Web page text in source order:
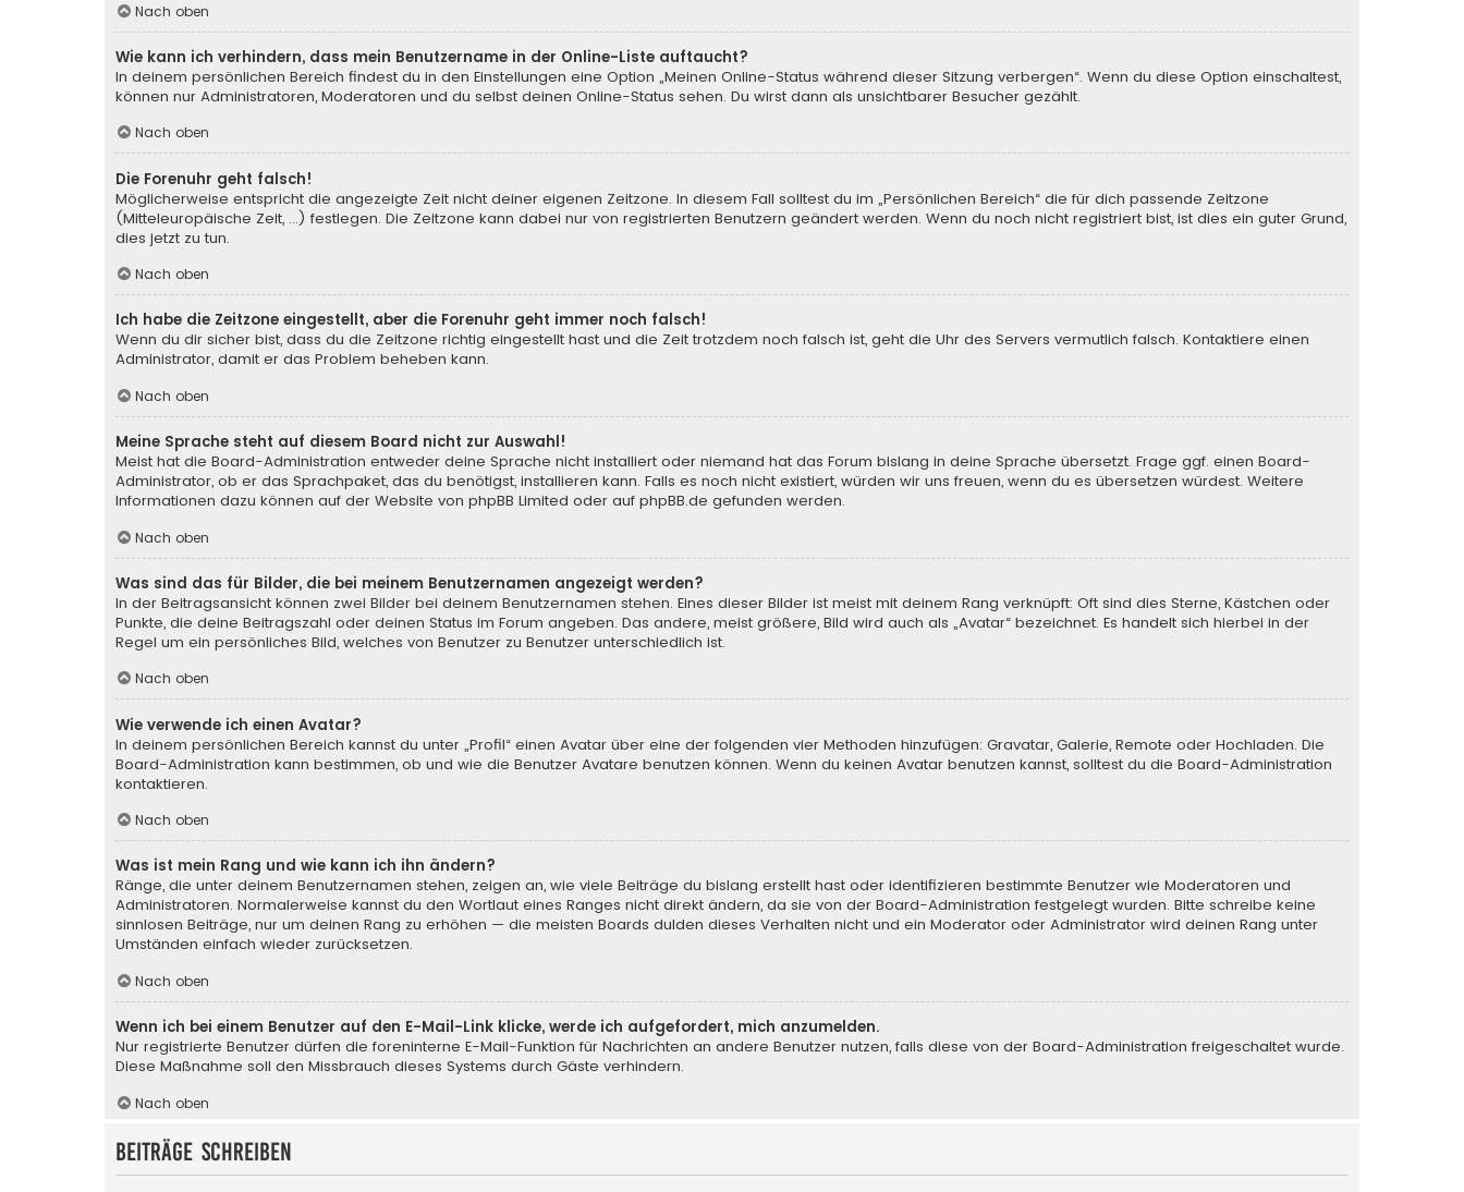
Nach oben
Wie kann ich verhindern, dass mein Benutzername in der Online-Liste auftaucht?
In deinem persönlichen Bereich findest du in den Einstellungen eine Option „Meinen Online-Status während dieser Sitzung verbergen“. Wenn du diese Option einschaltest,
können nur Administratoren, Moderatoren und du selbst deinen Online-Status sehen. Du wirst dann als unsichtbarer Besucher gezählt.
Nach oben
Die Forenuhr geht falsch!
Möglicherweise entspricht die angezeigte Zeit nicht deiner eigenen Zeitzone. In diesem Fall solltest du im „Persönlichen Bereich“ die für dich passende Zeitzone
(Mitteleuropäische Zeit, ...) festlegen. Die Zeitzone kann dabei nur von registrierten Benutzern geändert werden. Wenn du noch nicht registriert bist, ist dies ein guter Grund,
dies jetzt zu tun.
Nach oben
Ich habe die Zeitzone eingestellt, aber die Forenuhr geht immer noch falsch!
Wenn du dir sicher bist, dass du die Zeitzone richtig eingestellt hast und die Zeit trotzdem noch falsch ist, geht die Uhr des Servers vermutlich falsch. Kontaktiere einen
Administrator, damit er das Problem beheben kann.
Nach oben
Meine Sprache steht auf diesem Board nicht zur Auswahl!
Meist hat die Board-Administration entweder deine Sprache nicht installiert oder niemand hat das Forum bislang in deine Sprache übersetzt. Frage ggf. einen Board-
Administrator, ob er das Sprachpaket, das du benötigst, installieren kann. Falls es noch nicht existiert, würden wir uns freuen, wenn du es übersetzen würdest. Weitere
Informationen dazu können auf der Website von phpBB Limited oder auf phpBB.de gefunden werden.
Nach oben
Was sind das für Bilder, die bei meinem Benutzernamen angezeigt werden?
In der Beitragsansicht können zwei Bilder bei deinem Benutzernamen stehen. Eines dieser Bilder ist meist mit deinem Rang verknüpft: Oft sind dies Sterne, Kästchen oder
Punkte, die deine Beitragszahl oder deinen Status im Forum angeben. Das andere, meist größere, Bild wird auch als „Avatar“ bezeichnet. Es handelt sich hierbei in der
Regel um ein persönliches Bild, welches von Benutzer zu Benutzer unterschiedlich ist.
Nach oben
Wie verwende ich einen Avatar?
In deinem persönlichen Bereich kannst du unter „Profil“ einen Avatar über eine der folgenden vier Methoden hinzufügen: Gravatar, Galerie, Remote oder Hochladen. Die
Board-Administration kann bestimmen, ob und wie die Benutzer Avatare benutzen können. Wenn du keinen Avatar benutzen kannst, solltest du die Board-Administration
kontaktieren.
Nach oben
Was ist mein Rang und wie kann ich ihn ändern?
Ränge, die unter deinem Benutzernamen stehen, zeigen an, wie viele Beiträge du bislang erstellt hast oder identifizieren bestimmte Benutzer wie Moderatoren und
Administratoren. Normalerweise kannst du den Wortlaut eines Ranges nicht direkt ändern, da sie von der Board-Administration festgelegt wurden. Bitte schreibe keine
sinnlosen Beiträge, nur um deinen Rang zu erhöhen — die meisten Boards dulden dieses Verhalten nicht und ein Moderator oder Administrator wird deinen Rang unter
Umständen einfach wieder zurücksetzen.
Nach oben
Wenn ich bei einem Benutzer auf den E-Mail-Link klicke, werde ich aufgefordert, mich anzumelden.
Nur registrierte Benutzer dürfen die foreninterne E-Mail-Funktion für Nachrichten an andere Benutzer nutzen, falls diese von der Board-Administration freigeschaltet wurde.
Diese Maßnahme soll den Missbrauch dieses Systems durch Gäste verhindern.
Nach oben
Beiträge schreiben